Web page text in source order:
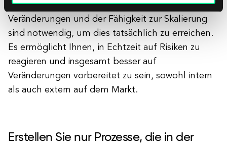
Anpassungsfähigkeit Ihres Unternehmens an
Veränderungen und der Fähigkeit zur Skalierung
sind notwendig, um dies tatsächlich zu erreichen.
Es ermöglicht Ihnen, in Echtzeit auf Risiken zu
reagieren und insgesamt besser auf
Veränderungen vorbereitet zu sein, sowohl intern
als auch extern auf dem Markt.
Erstellen Sie nur Prozesse, die in der